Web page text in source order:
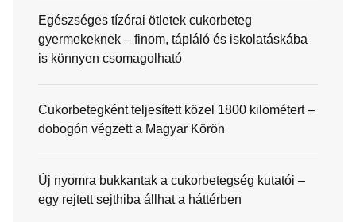
Egészséges tízórai ötletek cukorbeteg
gyermekeknek – finom, tápláló és iskolatáskába
is könnyen csomagolható
Cukorbetegként teljesített közel 1800 kilométert –
dobogón végzett a Magyar Körön
Új nyomra bukkantak a cukorbetegség kutatói –
egy rejtett sejthiba állhat a háttérben